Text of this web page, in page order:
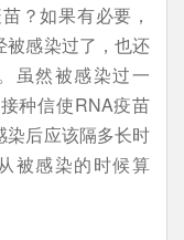
？如果有必要，
被感染过了，也还
虽然被感染过一
种信使RNA疫苗
染后应该隔多长时
被感染的时候算